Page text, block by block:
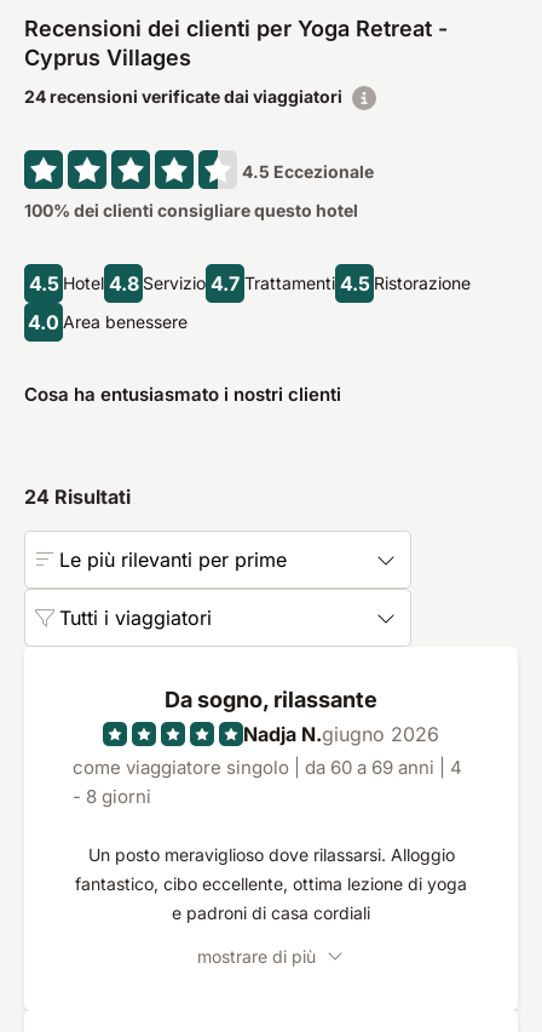
Recensioni dei clienti per Yoga Retreat -
Cyprus Villages
24 recensioni verificate dai viaggiatori
4.5 Eccezionale
100% dei clienti consigliare questo hotel
4.5 Hotel 4.8 Servizio 4.7 Trattamenti 4.5 Ristorazione
4.0 Area benessere
Cosa ha entusiasmato i nostri clienti
24 Risultati
Le più rilevanti per prime
Tutti i viaggiatori
Da sogno, rilassante
Nadja N.giugno 2026
come viaggiatore singolo | da 60 a 69 anni | 4
- 8 giorni
Un posto meraviglioso dove rilassarsi. Alloggio
fantastico, cibo eccellente, ottima lezione di yoga
e padroni di casa cordiali
mostrare di più